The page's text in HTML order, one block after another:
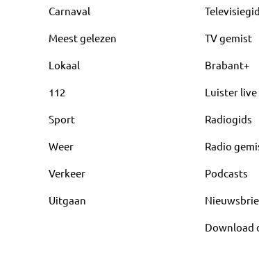
Carnaval
Meest gelezen
Lokaal
112
Sport
Weer
Verkeer
Uitgaan
TV gemist
Brabant+
Luister
Radiogids
Radio
Podcasts
Download